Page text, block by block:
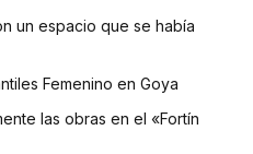
un espacio que se había
Femenino en Goya
las obras en el «Fortín